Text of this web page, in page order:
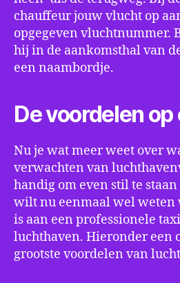
chauffeur jouw vlucht op
opgegeven vluchtnummer.
hij in de aankomsthal van
een naambordje.
De voordelen
Nu je wat meer weet over
verwachten van
handig om even stil te
wilt nu eenmaal wel weten
is aan een professionele
luchthaven. Hieronder een
grootste voordelen van